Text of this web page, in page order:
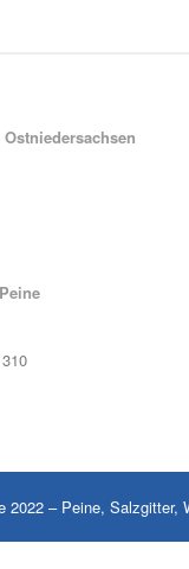
2022 – Peine, Salzgitter,